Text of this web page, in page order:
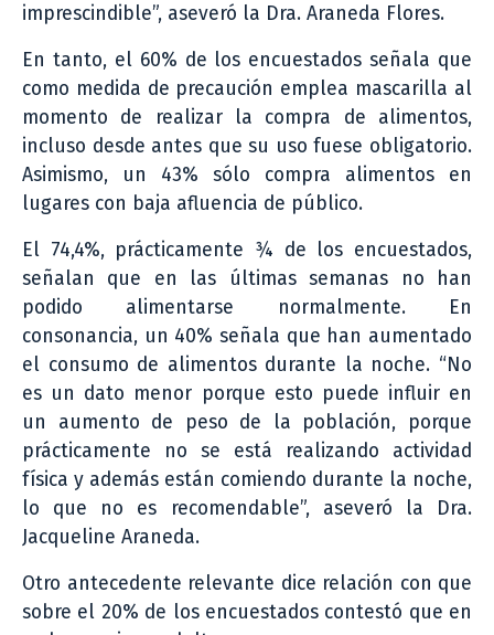
imprescindible”, aseveró la Dra. Araneda Flores.
En tanto, el 60% de los encuestados señala que
como medida de precaución emplea mascarilla al
momento de realizar la compra de alimentos,
incluso desde antes que su uso fuese obligatorio.
Asimismo, un 43% sólo compra alimentos en
lugares con baja afluencia de público.
El 74,4%, prácticamente ¾ de los encuestados,
señalan que en las últimas semanas no han
podido alimentarse normalmente. En
consonancia, un 40% señala que han aumentado
el consumo de alimentos durante la noche. “No
es un dato menor porque esto puede influir en
un aumento de peso de la población, porque
prácticamente no se está realizando actividad
física y además están comiendo durante la noche,
lo que no es recomendable”, aseveró la Dra.
Jacqueline Araneda.
Otro antecedente relevante dice relación con que
sobre el 20% de los encuestados contestó que en